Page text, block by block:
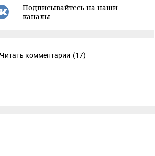
Подписывайтесь на наши
каналы
Читать комментарии (17)